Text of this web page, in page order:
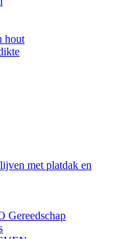
hout
met platdak en
Gereedschap